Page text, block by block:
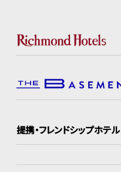
提携・フレンドシップホテル